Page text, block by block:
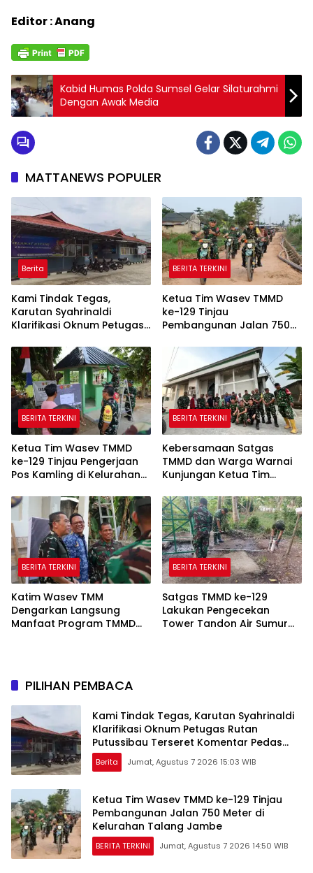
Editor : Anang
Kabid Humas Polda Sumsel Gelar Silaturahmi
Dengan Awak Media
MATTANEWS POPULER
Berita
Kami Tindak Tegas,
Karutan Syahrinaldi
Klarifikasi Oknum Petugas
Komentar Pedas Kasus
Pasien BPJS
BERITA TERKINI
Ketua Tim Wasev TMMD
ke-129 Tinjau
Pembangunan Jalan 750
Jambe
BERITA TERKINI
Ketua Tim Wasev TMMD
ke-129 Tinjau Pengerjaan
Pos Kamling di Kelurahan
BERITA TERKINI
Kebersamaan Satgas
TMMD dan Warga Warnai
Kunjungan Ketua Tim
BERITA TERKINI
Katim Wasev TMM
Dengarkan Langsung
Manfaat Program TMMD
BERITA TERKINI
Satgas TMMD ke-129
Lakukan Pengecekan
Tower Tandon Air Sumur
PILIHAN PEMBACA
Kami Tindak Tegas, Karutan Syahrinaldi
Klarifikasi Oknum Petugas Rutan
Putussibau Terseret Komentar Pedas
Kasus Pasien BPJS
Berita Jumat, Agustus 7 2026 15:03 WIB
Ketua Tim Wasev TMMD ke-129 Tinjau
Pembangunan Jalan 750 Meter di
Kelurahan Talang Jambe
BERITA TERKINI Jumat, Agustus 7 2026 14:50 WIB